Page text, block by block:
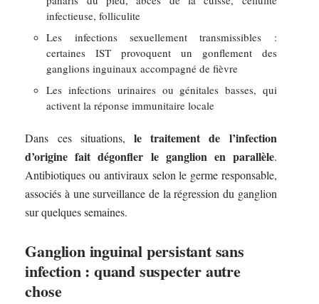
infectieuse, folliculite
Les infections sexuellement transmissibles :
certaines IST provoquent un gonflement des
ganglions inguinaux accompagné de fièvre
Les infections urinaires ou génitales basses, qui
activent la réponse immunitaire locale
Dans ces situations, le traitement de l’infection
d’origine fait dégonfler le ganglion en parallèle.
Antibiotiques ou antiviraux selon le germe responsable,
associés à une surveillance de la régression du ganglion
sur quelques semaines.
Ganglion inguinal persistant sans
infection : quand suspecter autre
chose